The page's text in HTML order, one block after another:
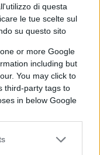
di questa
le tue scelte sul
su questo sito
or more Google
including but
You may click to
third-party tags to
in below Google
queste
seconda
per sfogare
palesando un
I video
subsahariani
la polizia,
sui Champs-
nazione come